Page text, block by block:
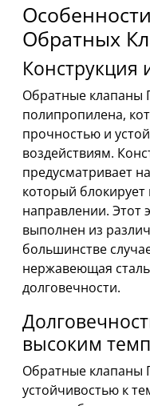
Обратных
Конструкция
Обратные клапаны
полипропилена,
прочностью и
воздействиям.
предусматривает
который
направлении. Этот
выполнен из
большинстве
нержавеющая
долговечности.
высоким
Обратные клапаны
устойчивостью к